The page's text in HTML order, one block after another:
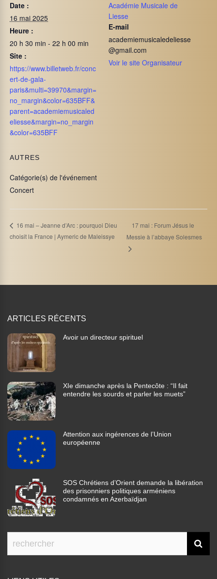
Date :
16 mai 2025
Heure :
20 h 30 min - 22 h 00 min
Site :
https://www.billetweb.fr/conc
ert-de-gala-
paris&multi=39970&margin=
no_margin&color=635BFF&
parent=academiemusicaled
eliesse&margin=no_margin
&color=635BFF
Académie Musicale de
Liesse
E-mail
academiemusicaledeliesse
@gmail.com
Voir le site Organisateur
AUTRES
Catégorie(s) de l'événement
Concert
16 mai – Jeanne d’Arc : pourquoi Dieu
choisit la France | Aymeric de Maleissye
17 mai : Forum Jésus le
Messie à l’abbaye Solesmes
ARTICLES RÉCENTS
Avoir un directeur spirituel
XIe dimanche après la Pentecôte : “Il fait
entendre les sourds et parler les muets”
Attention aux ingérences de l’Union
européenne
SOS Chrétiens d’Orient demande la libération
des prisonniers politiques arméniens
condamnés en Azerbaïdjan